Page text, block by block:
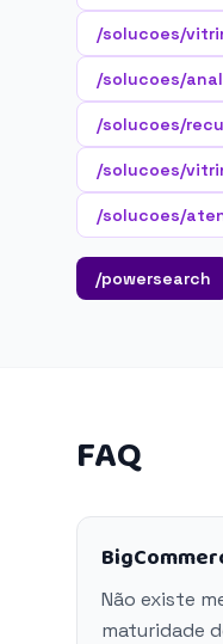
/solucoes/
/solucoes/
/solucoes/
/solucoes/
/solucoes/
/powersearch
FAQ
Não existe
maturidade